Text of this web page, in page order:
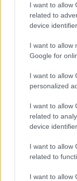
I want to allow
related to
device
I want to allow
Google for
I want to allow
personalized
I want to allow
related to
device
I want to allow
related to
I want to allow
ΣΗΜΕΡΑ ΣΤΟ